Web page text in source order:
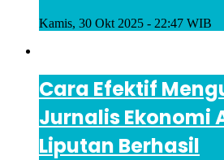
Kamis, 30 Okt 2025 - 22:47 WIB
Cara Efektif
Jurnalis Ekonomi
Liputan Berhasil